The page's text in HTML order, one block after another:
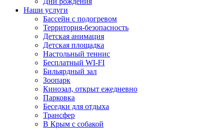
Наши услуги
Бассейн с подогревом
Территория-безопасность
Детская анимация
Детская площадка
Настольный теннис
Бесплатный WI-FI
Бильярдный зал
Зоопарк
Кинозал, открыт ежедневно
Парковка
Беседки для отдыха
Трансфер
В Крым с собакой